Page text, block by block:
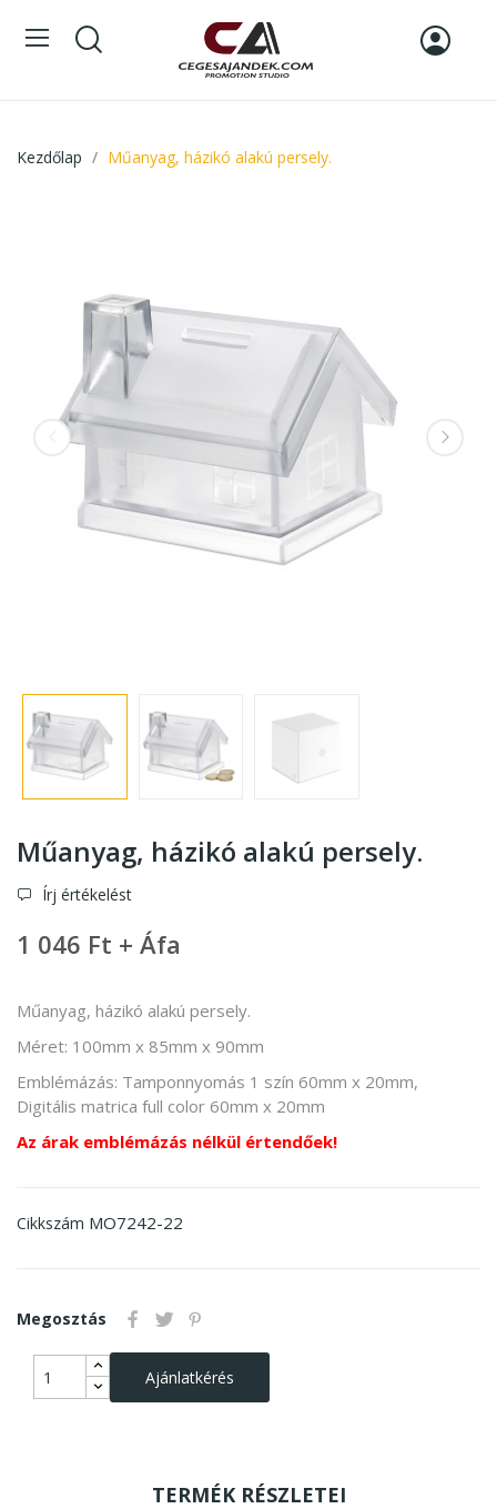
Kezdőlap Műanyag, házikó alakú persely.
Műanyag, házikó alakú persely.
Írj értékelést
1 046 Ft + Áfa
Műanyag, házikó alakú persely.
Méret: 100mm x 85mm x 90mm
Emblémázás: Tamponnyomás 1 szín 60mm x 20mm,
Digitális matrica full color 60mm x 20mm
Az árak emblémázás nélkül értendőek!
Cikkszám MO7242-22
Megosztás
Ajánlatkérés
TERMÉK RÉSZLETEI